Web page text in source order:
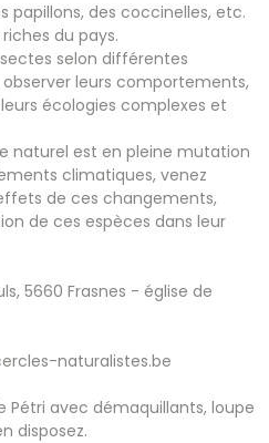
papillons, des coccinelles, etc.
du pays.
selon différentes
leurs comportements,
écologies complexes et
naturel est en pleine mutation
climatiques, venez
de ces changements,
de ces espèces dans leur
5660 Frasnes - église de
naturalistes.be
Pétri avec démaquillants, loupe
disposez.